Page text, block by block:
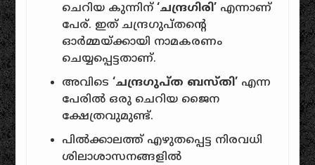
ചെറിയ കുന്നിന്‘ചന്ദ്രഗിരി’ എന്നാണ്
പേര്. ഇത് ചന്ദ്രഗുപ്തന്റെ
ഓർമ്മയ്ക്കായി നാമകരണം
ചെയ്യപ്പെട്ടതാണ്.
അവിടെ‘ചന്ദ്രഗുപ്ത ബസ്തി’ എന്ന
പേരിൽ ഒരു ചെറിയ ജൈന
ക്ഷേത്രവുമുണ്ട്.
പിൽക്കാലത്ത് എഴുതപ്പെട്ട നിരവധി
ശിലാശാസനങ്ങളിൽ